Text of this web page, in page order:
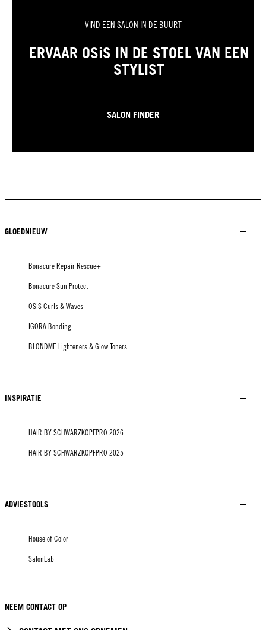
VIND EEN SALON IN DE BUURT
ERVAAR OSiS IN DE STOEL VAN EEN
STYLIST
SALON FINDER
GLOEDNIEUW
Bonacure Repair Rescue+
Bonacure Sun Protect
OSiS Curls & Waves
IGORA Bonding
BLONDME Lighteners & Glow Toners
INSPIRATIE
HAIR BY SCHWARZKOPFPRO 2026
HAIR BY SCHWARZKOPFPRO 2025
ADVIESTOOLS
House of Color
SalonLab
NEEM CONTACT OP